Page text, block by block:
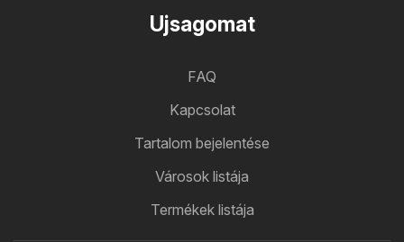
Ujsagomat
FAQ
Kapcsolat
Tartalom bejelentése
Városok listája
Termékek listája